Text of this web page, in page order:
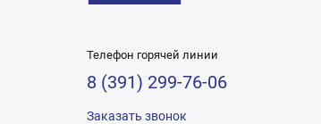
Телефон горячей линии
8 (391) 299-76-06
Заказать звонок